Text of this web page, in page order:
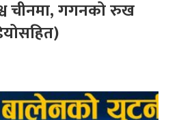
चीनमा, गगनको रुख